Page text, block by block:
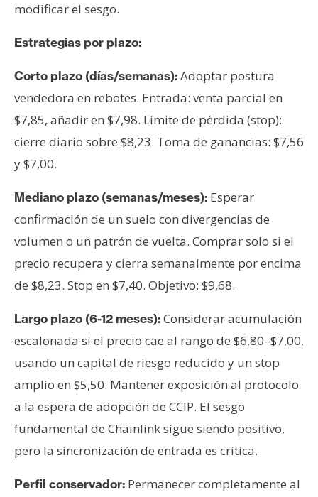
modificar el sesgo.
Estrategias por plazo:
Corto plazo (días/semanas):Adoptar postura
vendedora en rebotes. Entrada: venta parcial en
$7,85, añadir en $7,98. Límite de pérdida (stop):
cierre diario sobre $8,23. Toma de ganancias: $7,56
y $7,00.
Mediano plazo (semanas/meses): Esperar
confirmación de un suelo con divergencias de
volumen o un patrón de vuelta. Comprar solo si el
precio recupera y cierra semanalmente por encima
de $8,23. Stop en $7,40. Objetivo: $9,68.
Largo plazo (6-12 meses):Considerar acumulación
escalonada si el precio cae al rango de $6,80–$7,00,
usando un capital de riesgo reducido y un stop
amplio en $5,50. Mantener exposición al protocolo
a la espera de adopción de CCIP. El sesgo
fundamental de Chainlink sigue siendo positivo,
pero la sincronización de entrada es crítica.
Perfil conservador: Permanecer completamente al